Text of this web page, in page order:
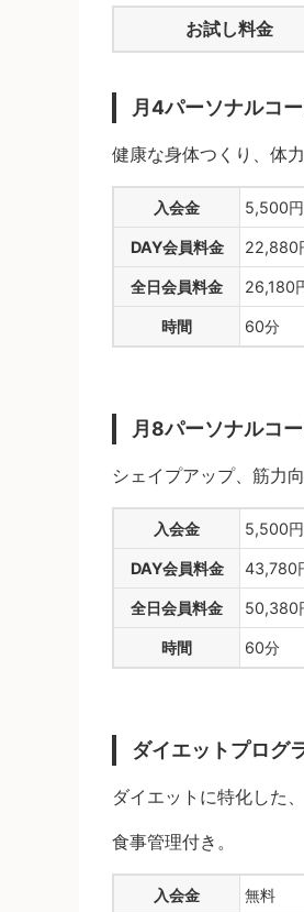
お試し料金
月4パーソナルコ
健康な身体つくり、体
入会金 5,500円
DAY会員料金 22,880
全日会員料金 26,180
時間 60分
月8パーソナルコ
シェイプアップ、筋力
入会金 5,500円
DAY会員料金 43,780
全日会員料金 50,380
時間 60分
ダイエットプログ
ダイエットに特化した
食事管理付き。
入会金 無料